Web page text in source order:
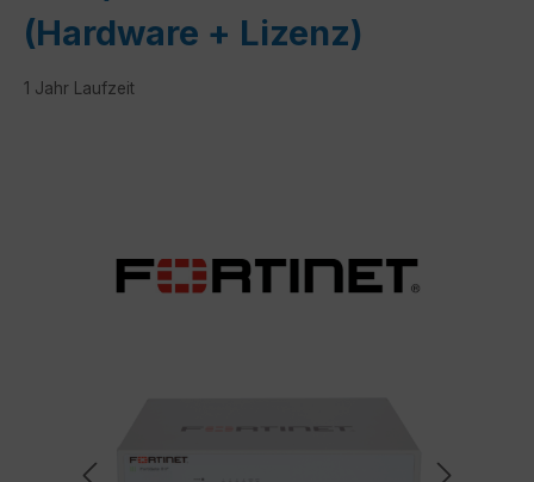
(Hardware + Lizenz)
1 Jahr Laufzeit